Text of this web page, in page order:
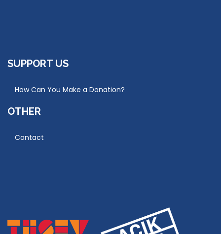
SUPPORT US
How Can You Make a Donation?
OTHER
Contact